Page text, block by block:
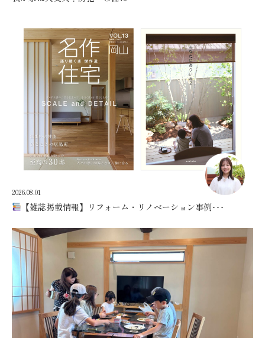
2026.08.01
【雑誌掲載情報】リフォーム・リノベーション事例･･･